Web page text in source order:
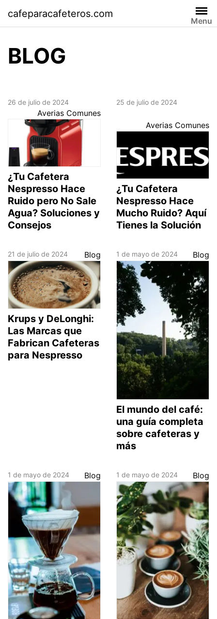
content
cafeparacafeteros.com
Menu
BLOG
26 de julio de 2024
Averias Comunes
¿Tu Cafetera
Nespresso Hace
Ruido pero No Sale
Agua? Soluciones y
Consejos
25 de julio de 2024
Averias Comunes
¿Tu Cafetera
Nespresso Hace
Mucho Ruido? Aquí
Tienes la Solución
21 de julio de 2024 Blog
Krups y DeLonghi:
Las Marcas que
Fabrican Cafeteras
para Nespresso
1 de mayo de 2024 Blog
El mundo del café:
una guía completa
sobre cafeteras y
más
1 de mayo de 2024 Blog 1 de mayo de 2024 Blog